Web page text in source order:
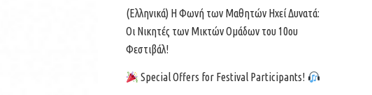
(Ελληνικά) Η Φωνή των Μαθητών Ηχεί Δυνατά:
Οι Νικητές των Μικτών Ομάδων του 10ου
Φεστιβάλ!
Special Offers for Festival Participants!